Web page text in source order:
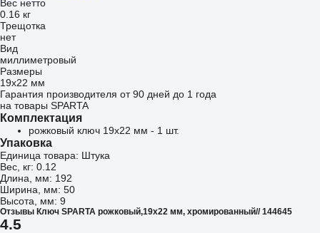
Вес нетто
0.16 кг
Трещотка
нет
Вид
миллиметровый
Размеры
19х22 мм
Гарантия производителя от 90 дней до 1 года
на товары SPARTA
Комплектация
рожковый ключ 19х22 мм - 1 шт.
Упаковка
Единица товара: Штука
Вес, кг: 0.12
Длина, мм: 192
Ширина, мм: 50
Высота, мм: 9
Отзывы Ключ SPARTA рожковый,19x22 мм, хромированный// 144645
4.5